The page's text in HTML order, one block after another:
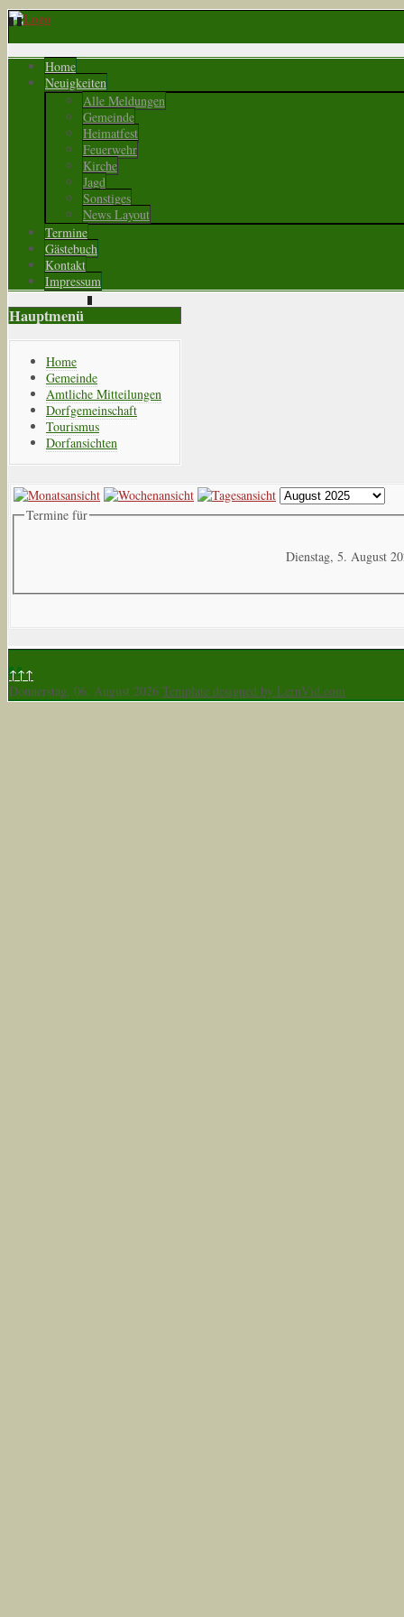
Home
Neuigkeiten
Alle Meldungen
Gemeinde
Heimatfest
Feuerwehr
Kirche
Jagd
Sonstiges
News Layout
Termine
Gästebuch
Kontakt
Impressum
Hauptmenü
Home
Gemeinde
Amtliche Mitteilungen
Dorfgemeinschaft
Tourismus
Dorfansichten
Termine für
Dienstag, 5. August
↑↑↑
Donnerstag, 06. August 2026 Template designed by LernVid.com